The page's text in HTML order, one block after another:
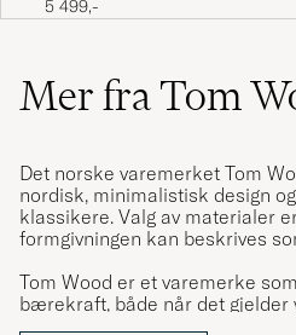
5 499,-
Mer fra Tom
Det norske varemerket Tom
nordisk, minimalistisk design
klassikere. Valg av materialer
formgivningen kan beskrives
Tom Wood er et varemerke
bærekraft, både når det gjelder
og på kvalitet samt på det